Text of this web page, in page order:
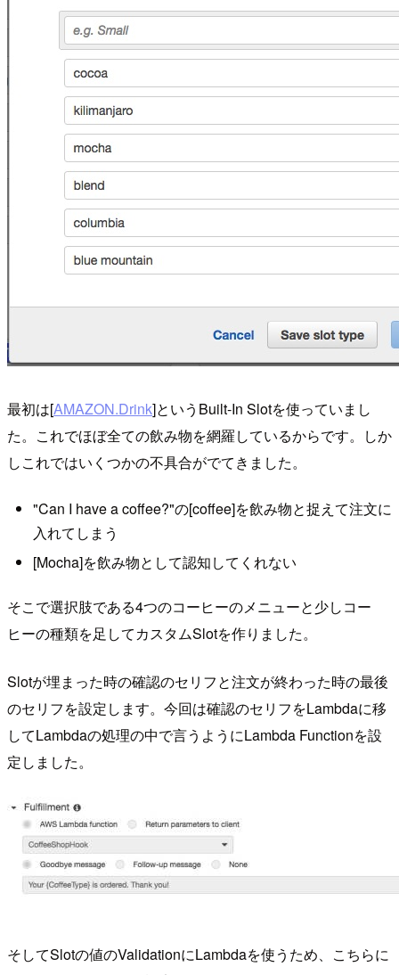
最初は[AMAZON.Drink]というBuilt-In Slotを使っていまし
た。これでほぼ全ての飲み物を網羅しているからです。しか
しこれではいくつかの不具合がでてきました。
"Can I have a coffee?"の[coffee]を飲み物と捉えて注文に
入れてしまう
[Mocha]を飲み物として認知してくれない
そこで選択肢である4つのコーヒーのメニューと少しコー
ヒーの種類を足してカスタムSlotを作りました。
Slotが埋まった時の確認のセリフと注文が終わった時の最後
のセリフを設定します。今回は確認のセリフをLambdaに移
してLambdaの処理の中で言うようにLambda Functionを設
定しました。
そしてSlotの値のValidationにLambdaを使うため、こちらに